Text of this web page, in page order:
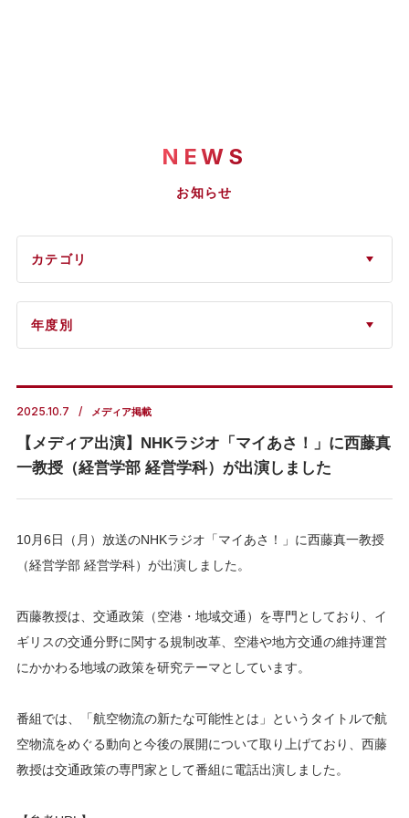
NEWS
お知らせ
2025.10.7 メディア掲載
【メディア出演】NHKラジオ「マイあさ！」に西藤真
一教授（経営学部 経営学科）が出演しました
10月6日（月）放送のNHKラジオ「マイあさ！」に西藤真一教授
（経営学部 経営学科）が出演しました。
西藤教授は、交通政策（空港・地域交通）を専門としており、イ
ギリスの交通分野に関する規制改革、空港や地方交通の維持運営
にかかわる地域の政策を研究テーマとしています。
番組では、「航空物流の新たな可能性とは」というタイトルで航
空物流をめぐる動向と今後の展開について取り上げており、西藤
教授は交通政策の専門家として番組に電話出演しました。
カテゴリ
年度別